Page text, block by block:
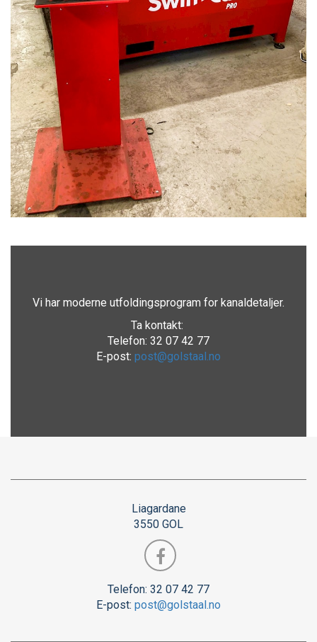
Vi har moderne utfoldingsprogram for kanaldetaljer.
Ta kontakt:
Telefon: 32 07 42 77
E-post: post@golstaal.no
Liagardane
3550 GOL
Telefon: 32 07 42 77
E-post: post@golstaal.no